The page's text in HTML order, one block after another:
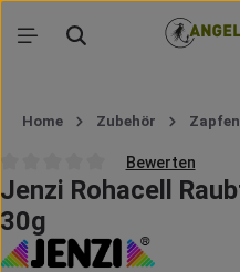
Zum Hauptinhalt springen
Home Zubehör
Durchschnittliche Bewertung
Bewerten
Jenzi Rohacell
30g